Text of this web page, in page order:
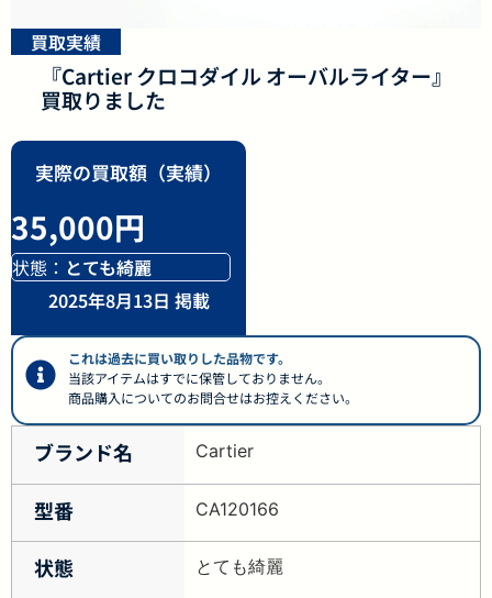
買取実績
『Cartier クロコダイル オーバルライター』
買取りました
実際の買取額（実績）
35,000円
状態： とても綺麗
2025年8月13日 掲載
これは過去に買い取りした品物です。
当該アイテムはすでに保管しておりません。
商品購入についてのお問合せはお控えください。
ブランド名 Cartier
型番 CA120166
状態 とても綺麗